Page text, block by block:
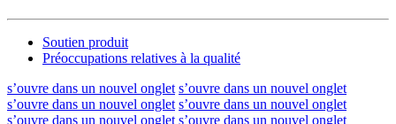
Soutien produit
Préoccupations relatives à la qualité
s’ouvre dans un nouvel onglet s’ouvre dans un nouvel onglet
s’ouvre dans un nouvel onglet s’ouvre dans un nouvel onglet
s’ouvre dans un nouvel onglet s’ouvre dans un nouvel onglet